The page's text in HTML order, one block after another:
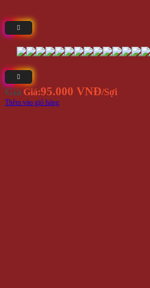
Giá Giá:95.000 VNĐ/Sợi
Thêm vào giỏ hàng